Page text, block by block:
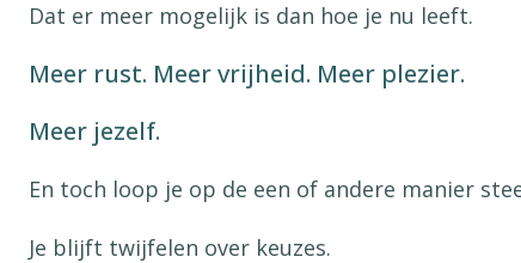
Dat er meer mogelijk is dan hoe je nu leeft.
Meer rust. Meer vrijheid. Meer plezier.
Meer jezelf.
En toch loop je op de een of andere manier
Je blijft twijfelen over keuzes.